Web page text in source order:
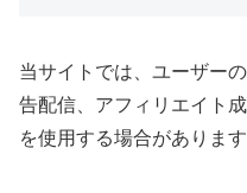
当サイトでは、ユーザー
告配信、アフィリエイト
を使用する場合があります